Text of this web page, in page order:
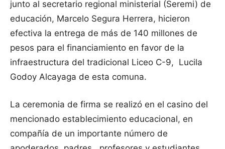
junto al secretario regional ministerial (Seremi) de
educación, Marcelo Segura Herrera, hicieron
efectiva la entrega de más de 140 millones de
pesos para el financiamiento en favor de la
infraestructura del tradicional Liceo C-9, Lucila
Godoy Alcayaga de esta comuna.
La ceremonia de firma se realizó en el casino del
mencionado establecimiento educacional, en
compañía de un importante número de